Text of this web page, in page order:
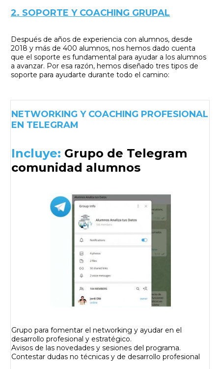
2. SOPORTE Y COACHING GRUPAL
Después de años de experiencia con alumnos, desde
2018 y más de 400 alumnos, nos hemos dado cuenta
que el soporte es fundamental para ayudar a los alumnos
a avanzar. Por esa razón, hemos diseñado tres tipos de
soporte para ayudarte durante todo el camino:
NETWORKING Y COACHING PROFESIONAL
EN TELEGRAM
Incluye: Grupo de Telegram
comunidad alumnos
Grupo para fomentar el networking y ayudar en el
desarrollo profesional y estratégico.
Avisos de las novedades y sesiones del programa.
Contestar dudas no técnicas y de desarrollo profesional